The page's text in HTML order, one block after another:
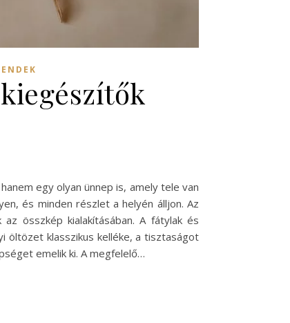
egy olyan ünnep is, amely tele van
és minden részlet a helyén álljon. Az
összkép kialakításában. A fátylak és
öltözet klasszikus kelléke, a tisztaságot
emelik ki. A megfelelő…